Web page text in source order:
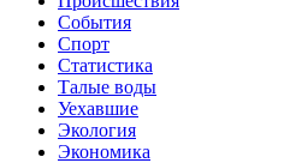
События
Спорт
Статистика
Талые воды
Уехавшие
Экология
Экономика